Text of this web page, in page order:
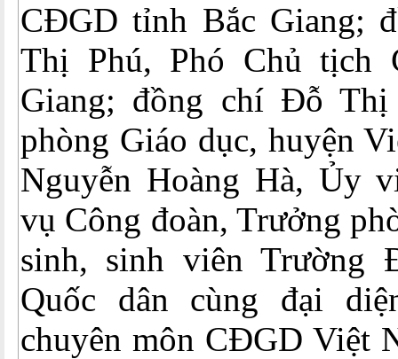
CĐGD tỉnh Bắc Giang;
Thị Phú, Phó Chủ tịch
Giang; đồng chí Đỗ Thị
phòng Giáo dục, huyện
Nguyễn Hoàng Hà, Ủy
vụ Công đoàn, Trưởng
sinh, sinh viên Trường
Quốc dân cùng đại
chuyên môn CĐGD Việt